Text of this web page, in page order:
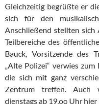
Gleichzeitig begrüßte er
sich für den
Anschließend stellten sich
Teilbereiche des
Bauck, Vorsitzende des
„Alte Polizei“ verwies
die sich mit ganz
Zentrum treffen. Auch
dienstags ab 19.oo Uhr